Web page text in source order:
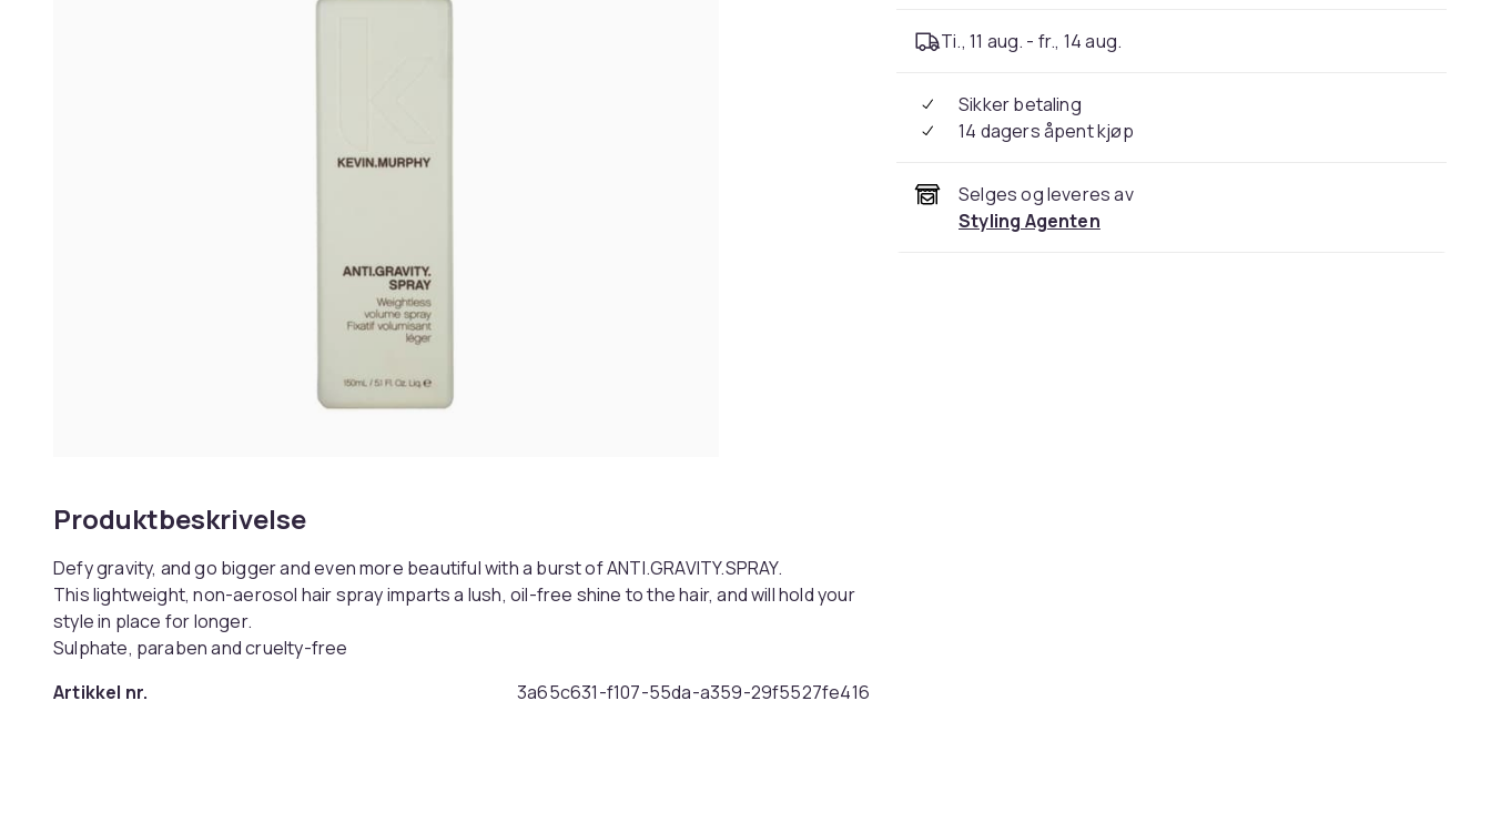
Produktbeskrivelse
Defy gravity, and go bigger and even more beautiful with a burst of ANTI.GRAVITY.SPRAY.
This lightweight, non-aerosol hair spray imparts a lush, oil-free shine to the hair, and will hold your
style in place for longer.
Sulphate, paraben and cruelty-free
Artikkel nr.
3a65c631-f107-55da-a359-29f5527fe416
Ti., 11 aug. - fr., 14 aug.
Sikker betaling
14 dagers åpent kjøp
Selges og leveres av
Styling Agenten